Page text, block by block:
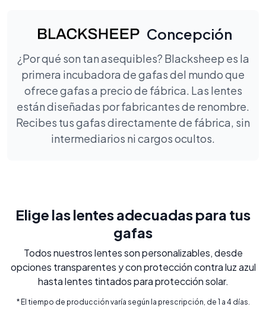
Concepción
¿Por qué son tan asequibles? Blacksheep es la
primera incubadora de gafas del mundo que
ofrece gafas a precio de fábrica. Las lentes
están diseñadas por fabricantes de renombre.
Recibes tus gafas directamente de fábrica, sin
intermediarios ni cargos ocultos.
Elige las lentes adecuadas para tus
gafas
Todos nuestros lentes son personalizables, desde
opciones transparentes y con protección contra luz azul
hasta lentes tintados para protección solar.
* El tiempo de producción varía según la prescripción, de 1 a 4 días.